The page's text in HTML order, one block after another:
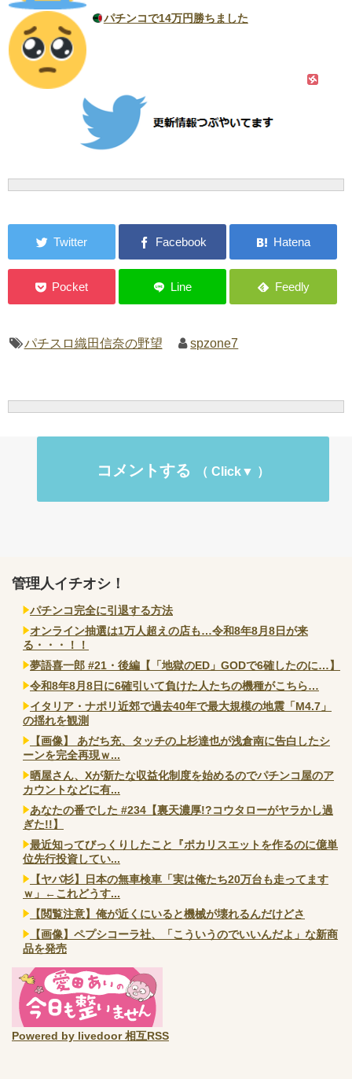
パチンコで14万円勝ちました
パチスロ織田信奈の野望 spzone7
コメントする
管理人イチオシ！
パチンコ完全に引退する方法
オンライン抽選は1万人超えの店も…令和8年8月8日が来
る・・・！！
夢語喜一郎 #21・後編【「地獄のED」GODで6確したのに…】
令和8年8月8日に6確引いて負けた人たちの機種がこちら…
イタリア・ナポリ近郊で過去40年で最大規模の地震「M4.7」
の揺れを観測
【画像】 あだち充、タッチの上杉達也が浅倉南に告白したシ
ーンを完全再現ｗ...
晒屋さん、Xが新たな収益化制度を始めるのでパチンコ屋のア
カウントなどに有...
あなたの番でした #234【裏天濃厚!?コウタローがヤラかし過
ぎた!!】
最近知ってびっくりしたこと『ポカリスエットを作るのに億単
位先行投資してい...
【ヤバ杉】日本の無車検車「実は俺たち20万台も走ってます
ｗ」←これどうす...
【閲覧注意】俺が近くにいると機械が壊れるんだけどさ
【画像】ペプシコーラ社、「こういうのでいいんだよ」な新商
品を発売
Powered by livedoor 相互RSS